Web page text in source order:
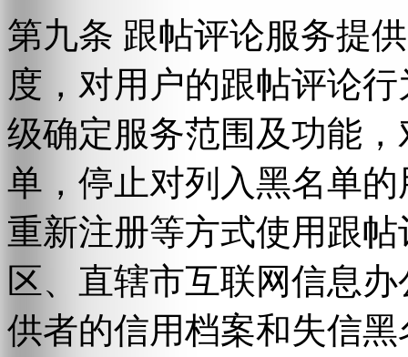
第九条 跟帖评论服务提
度，对用户的跟帖评论
级确定服务范围及功能
单，停止对列入黑名单
重新注册等方式使用跟
区、直辖市互联网信息
供者的信用档案和失信